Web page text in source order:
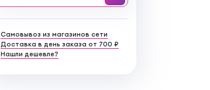
Самовывоз из магазинов сети
Доставка в день заказа от 700 ₽
Нашли дешевле?